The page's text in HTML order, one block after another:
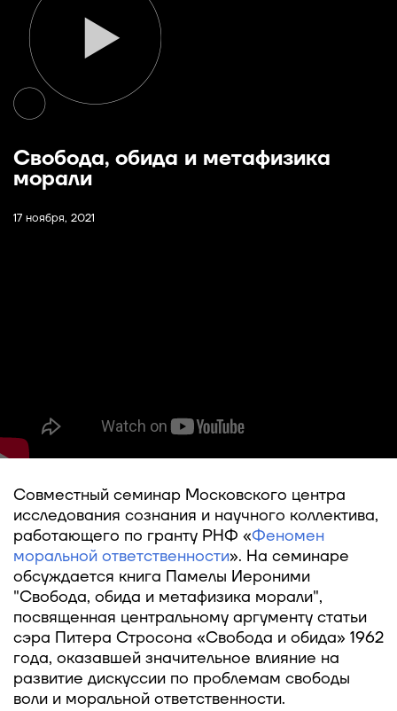
Свобода, обида и метафизика
морали
17 ноября, 2021
Совместный семинар Московского центра
исследования сознания и научного коллектива,
работающего по гранту РНФ «Феномен
моральной ответственности». На семинаре
обсуждается книга Памелы Иероними
"Свобода, обида и метафизика морали",
посвященная центральному аргументу статьи
сэра Питера Стросона «Свобода и обида» 1962
года, оказавшей значительное влияние на
развитие дискуссии по проблемам свободы
воли и моральной ответственности.